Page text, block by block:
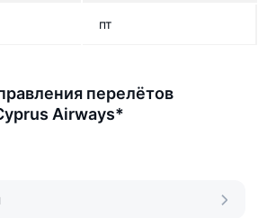
пт
перелётов
Airways*